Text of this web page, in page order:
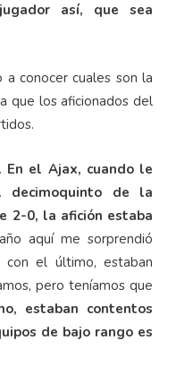
así, que sea
conocer cuales son la
que los aficionados del
el Ajax, cuando le
decimoquinto de la
2-0, la afición estaba
aquí me sorprendió
con el último, estaban
pero teníamos que
estaban contentos
de bajo rango es